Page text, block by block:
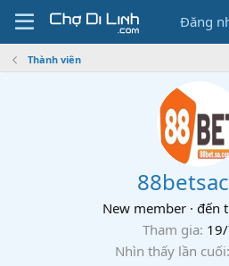
Đăng
Thành viên
New member · đến
Tham gia
Nhìn thấy lần cuối